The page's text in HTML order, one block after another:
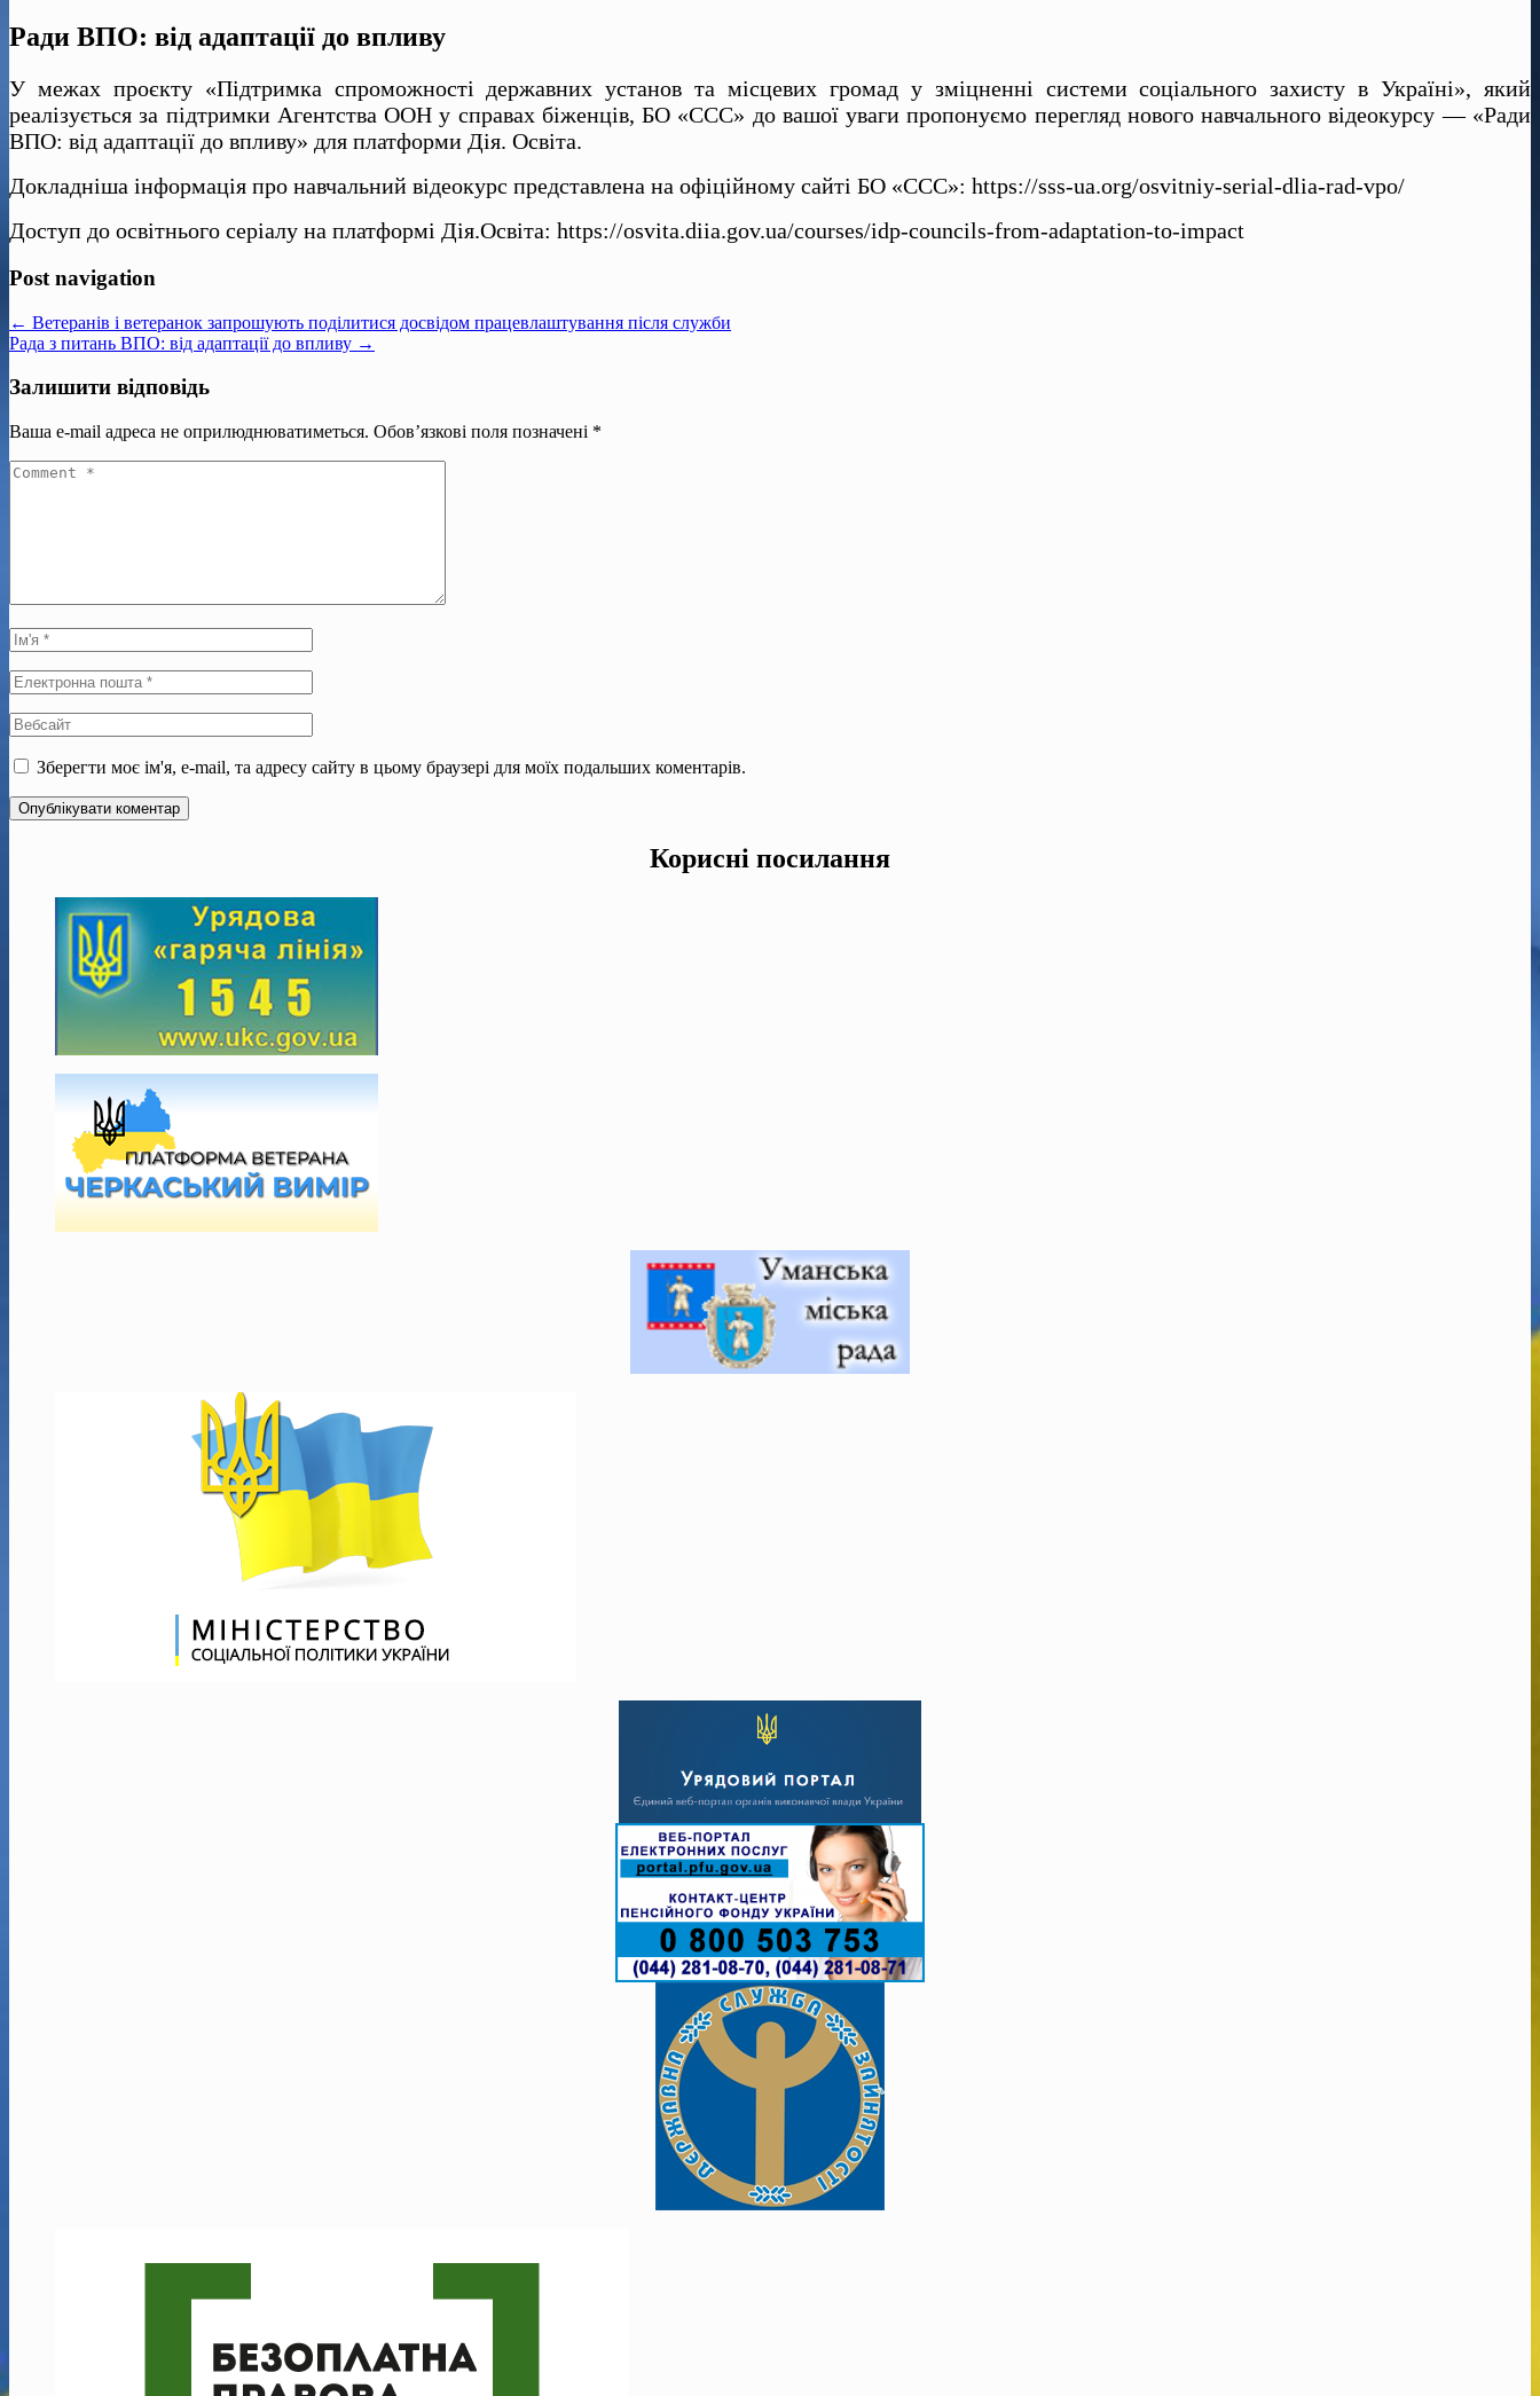
Ради ВПО: від адаптації до впливу
У межах проєкту «Підтримка спроможності державних установ та місцевих громад у зміцненні системи соціального захисту в Україні», який
реалізується за підтримки Агентства ООН у справах біженців, БО «ССС» до вашої уваги пропонуємо перегляд нового навчального відеокурсу — «Ради
ВПО: від адаптації до впливу» для платформи Дія. Освіта.
Докладніша інформація про навчальний відеокурс представлена на офіційному сайті БО «ССС»: https://sss-ua.org/osvitniy-serial-dlia-rad-vpo/
Доступ до освітнього серіалу на платформі Дія.Освіта: https://osvita.diia.gov.ua/courses/idp-councils-from-adaptation-to-impact
Post navigation
← Ветеранів і ветеранок запрошують поділитися досвідом працевлаштування після служби
Рада з питань ВПО: від адаптації до впливу →
Залишити відповідь
Ваша e-mail адреса не оприлюднюватиметься. Обов’язкові поля позначені *
Зберегти моє ім'я, e-mail, та адресу сайту в цьому браузері для моїх подальших коментарів.
Корисні посилання